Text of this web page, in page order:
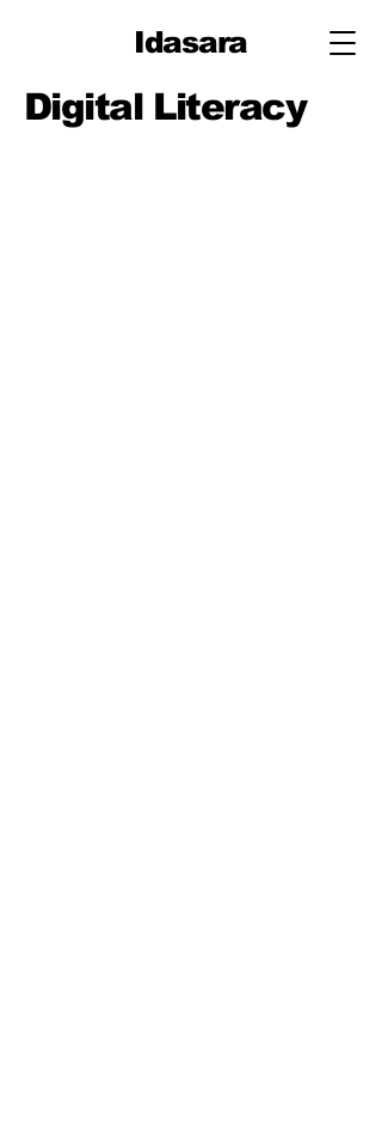
Idasara
Digital Literacy